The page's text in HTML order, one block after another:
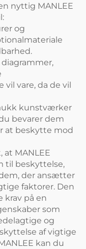
nyttig MANLEE
og
vil vare, da de vil
kunstværker
bevarer dem
at beskytte mod
MANLEE
til beskyttelse,
der ansætter
faktorer. Den
på en
som
og
af vigtige
kan du